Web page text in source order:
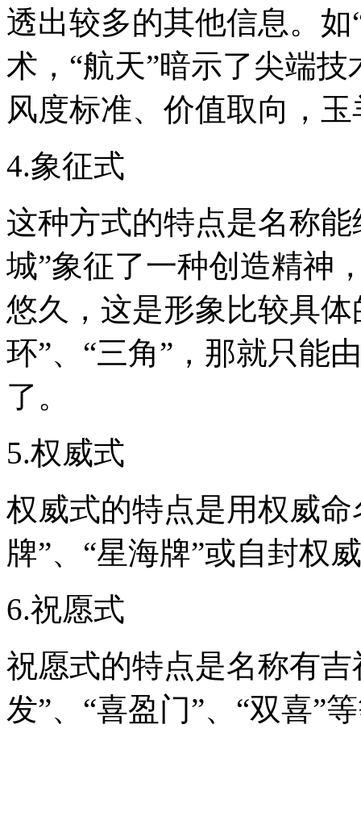
透出较多的其他信息。
术，“航天”暗示了尖端
风度标准、价值取向，
4.象征式
这种方式的特点是名称
城”象征了一种创造精神
悠久，这是形象比较具
环”、“三角”，那就只能
了。
5.权威式
权威式的特点是用权威
牌”、“星海牌”或自封权
6.祝愿式
祝愿式的特点是名称有
发”、“喜盈门”、“双喜”